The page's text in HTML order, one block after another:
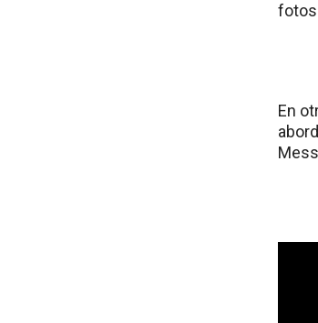
fotos
En